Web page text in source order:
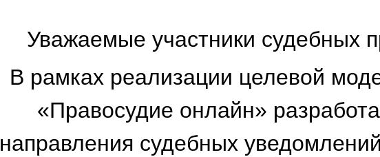
Уважаемые участники судебных
В рамках реализации целевой
«Правосудие онлайн»
направления судебных